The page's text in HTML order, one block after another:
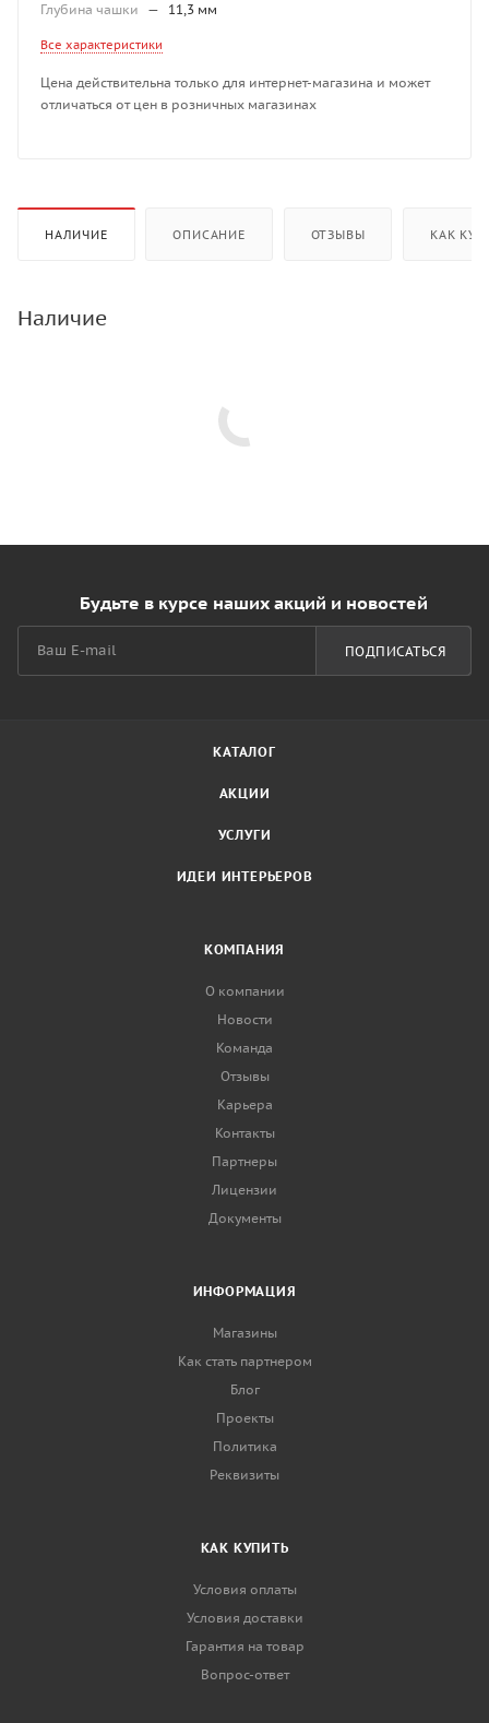
Глубина чашки
— 11,3 мм
Все характеристики
Цена действительна только для интернет-магазина и может
отличаться от цен в розничных магазинах
НАЛИЧИЕ ОПИСАНИЕ ОТЗЫВЫ КАК
Наличие
Будьте в курсе наших акций и новостей
ПОДПИСАТЬСЯ
КАТАЛОГ
АКЦИИ
УСЛУГИ
ИДЕИ ИНТЕРЬЕРОВ
КОМПАНИЯ
О компании
Новости
Команда
Отзывы
Карьера
Контакты
Партнеры
Лицензии
Документы
ИНФОРМАЦИЯ
Магазины
Как стать партнером
Блог
Проекты
Политика
Реквизиты
КАК КУПИТЬ
Условия оплаты
Условия доставки
Гарантия на товар
Вопрос-ответ